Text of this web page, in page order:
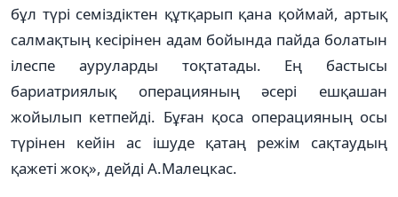
бұл түрі семіздіктен құтқарып қана қоймай, артық
салмақтың кесірінен адам бойында пайда болатын
ілеспе ауруларды тоқтатады. Ең бастысы
бариатриялық операцияның әсері ешқашан
жойылып кетпейді. Бұған қоса операцияның осы
түрінен кейін ас ішуде қатаң режім сақтаудың
қажеті жоқ», дейді А.Малецкас.